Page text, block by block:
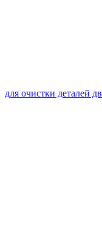
для очистки деталей